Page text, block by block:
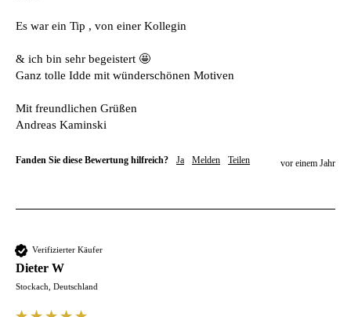
Es war ein Tip , von einer Kollegin
& ich bin sehr begeistert 🤩
Ganz tolle Idde mit wünderschönen Motiven
Mit freundlichen Grüßen
Andreas Kaminski
Fanden Sie diese Bewertung hilfreich? Ja Melden Teilen vor einem Jahr
Verifizierter Käufer
Dieter W
Stockach, Deutschland